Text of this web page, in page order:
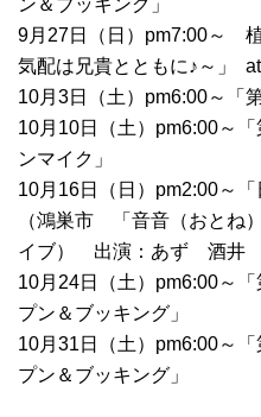
9月27日（日）pm7:00～
気配は兄貴とともに♪～」
10月3日（土）pm6:00～「
10月10日（土）pm6:00～
ンマイク」
10月16日（日）pm2:00～「
（鴻巣市 「音音（おとね
イブ） 出演：あず 酒井
10月24日（土）pm6:00～
プン＆ブッキング」
10月31日（土）pm6:00～
プン＆ブッキング」